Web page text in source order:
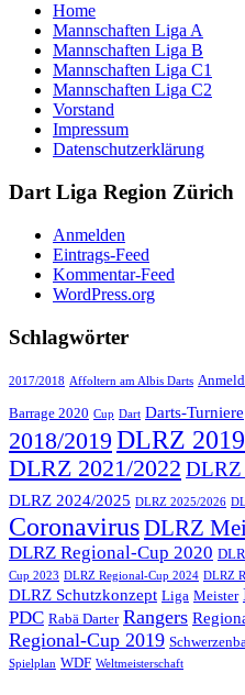
Home
Mannschaften Liga A
Mannschaften Liga B
Mannschaften Liga C1
Mannschaften Liga C2
Vorstand
Impressum
Datenschutzerklärung
Dart Liga Region Zürich
Anmelden
Eintrags-Feed
Kommentar-Feed
WordPress.org
Schlagwörter
2017/2018 Affoltern am Albis Darts
Barrage 2020 Cup Dart Darts-Turniere
2018/2019 DLRZ
DLRZ 2021/2022 DLRZ
DLRZ 2024/2025 DLRZ 2025/2026
CoronavirusDLRZ
DLRZ Regional-Cup 2020
Cup 2023 DLRZ Regional-Cup 2024 DLRZ
DLRZ Schutzkonzept Liga Meister
PDC Rabä Darter Rangers
Regional-Cup 2019
Spielplan WDF Weltmeisterschaft